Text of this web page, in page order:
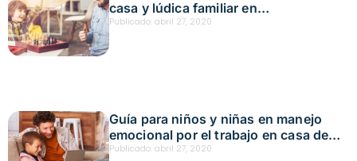
casa y lúdica familiar en
confinamiento
Publicado: abril 27, 2020
Guía para niños y niñas en manejo
emocional por el trabajo en casa de
sus padres y familiares
Publicado: abril 27, 2020